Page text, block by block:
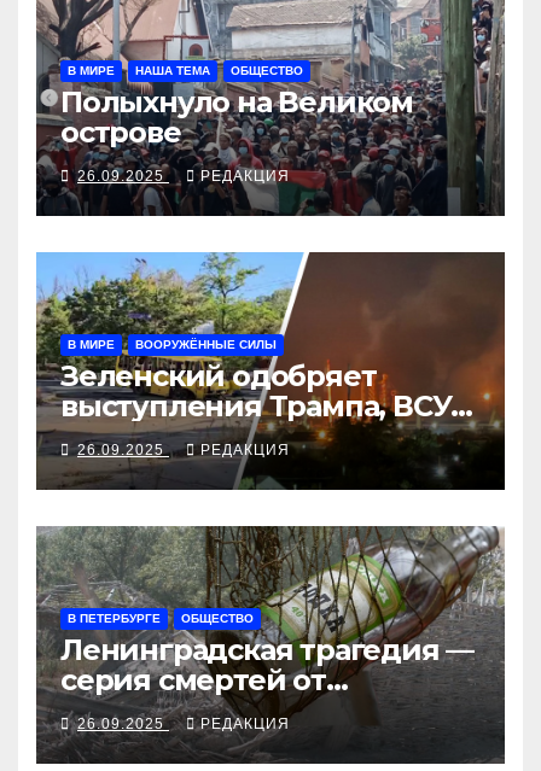
В МИРЕ НАША ТЕМА ОБЩЕСТВО
Полыхнуло на Великом
острове
26.09.2025 РЕДАКЦИЯ
В МИРЕ ВООРУЖЁННЫЕ СИЛЫ
Зеленский одобряет
выступления Трампа, ВСУ
закрыли Добропольский
рубеж
26.09.2025 РЕДАКЦИЯ
В ПЕТЕРБУРГЕ ОБЩЕСТВО
Ленинградская трагедия —
серия смертей от
алкосуррогата
26.09.2025 РЕДАКЦИЯ